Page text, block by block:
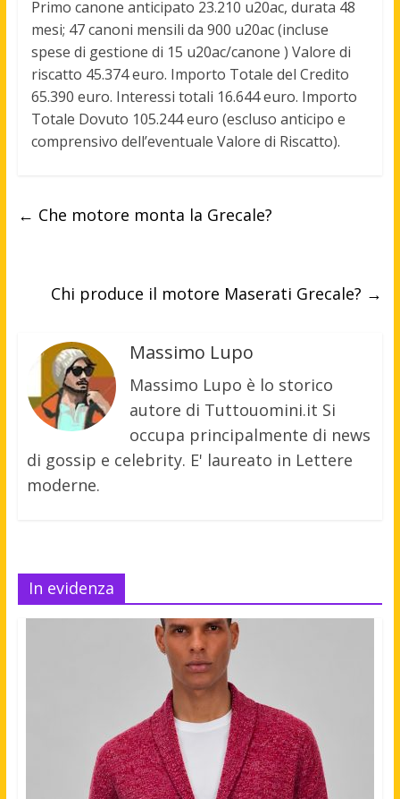
Primo canone anticipato 23.210 u20ac, durata 48
mesi; 47 canoni mensili da 900 u20ac (incluse
spese di gestione di 15 u20ac/canone ) Valore di
riscatto 45.374 euro. Importo Totale del Credito
65.390 euro. Interessi totali 16.644 euro. Importo
Totale Dovuto 105.244 euro (escluso anticipo e
comprensivo dell’eventuale Valore di Riscatto).
← Che motore monta la Grecale?
Chi produce il motore Maserati Grecale? →
Massimo Lupo
Massimo Lupo è lo storico
autore di Tuttouomini.it Si
occupa principalmente di news
di gossip e celebrity. E' laureato in Lettere
moderne.
In evidenza